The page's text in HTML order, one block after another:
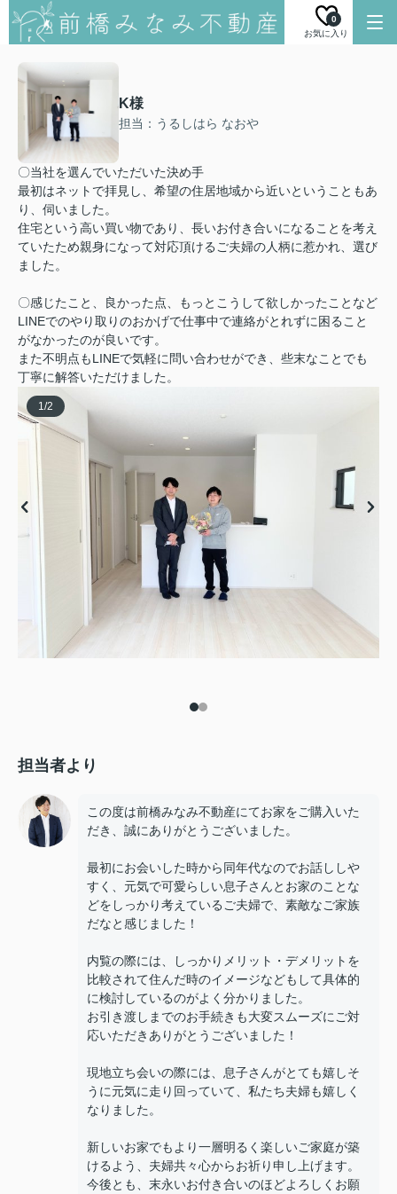
お気に入り
0
K様
担当：うるしはら なおや
〇当社を選んでいただいた決め手
最初はネットで拝見し、希望の住居地域から近いということもあ
り、伺いました。
住宅という高い買い物であり、長いお付き合いになることを考え
ていたため親身になって対応頂けるご夫婦の人柄に惹かれ、選び
ました。
〇感じたこと、良かった点、もっとこうして欲しかったことなど
LINEでのやり取りのおかげで仕事中で連絡がとれずに困ること
がなかったのが良いです。
また不明点もLINEで気軽に問い合わせができ、些末なことでも
丁寧に解答いただけました。
1/2
担当者より
この度は前橋みなみ不動産にてお家をご購入いた
だき、誠にありがとうございました。
最初にお会いした時から同年代なのでお話ししや
すく、元気で可愛らしい息子さんとお家のことな
どをしっかり考えているご夫婦で、素敵なご家族
だなと感じました！
内覧の際には、しっかりメリット・デメリットを
比較されて住んだ時のイメージなどもして具体的
に検討しているのがよく分かりました。
お引き渡しまでのお手続きも大変スムーズにご対
応いただきありがとうございました！
現地立ち会いの際には、息子さんがとても嬉しそ
うに元気に走り回っていて、私たち夫婦も嬉しく
なりました。
新しいお家でもより一層明るく楽しいご家庭が築
けるよう、夫婦共々心からお祈り申し上げます。
今後とも、末永いお付き合いのほどよろしくお願